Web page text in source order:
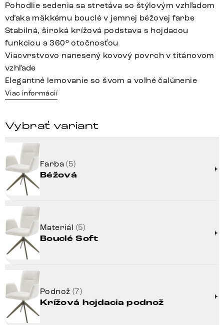
Pohodlie sedenia sa stretáva so štýlovým vzhľadom
vďaka mäkkému bouclé v jemnej béžovej farbe
Stabilná, široká krížová podstava s hojdacou
funkciou a 360° otočnosťou
Viacvrstvovo nanesený kovový povrch v titánovom
vzhľade
Elegantné lemovanie so švom a voľné čalúnenie
Viac informácií
Vybrať variant
Farba(5)
Béžová
Materiál (5)
Bouclé Soft
Podnož (7)
Krížová hojdacia podnož